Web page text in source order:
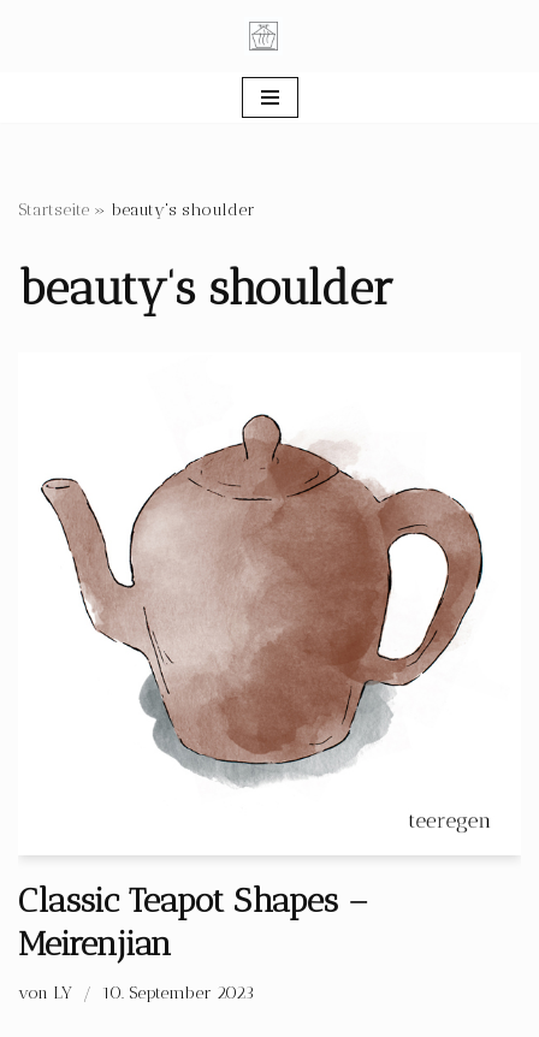
Startseite » beauty's shoulder
beauty's shoulder
Classic Teapot Shapes –
Meirenjian
von LY 10. September 2023